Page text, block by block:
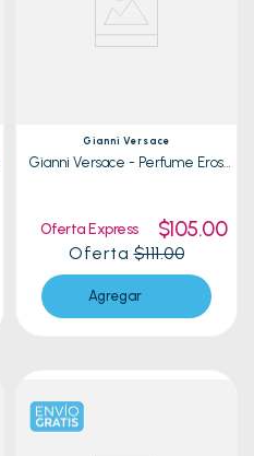
Gianni Versace
Gianni Versace - Perfume Eros
Oferta Express $105.00
Oferta$111.00
Agregar